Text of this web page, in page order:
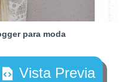
para moda
Vista Previa